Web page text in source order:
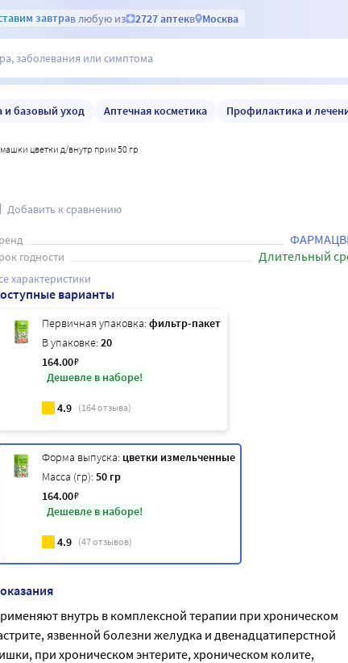
завтрав любую из 2727 аптекв Москва
и базовый уход Аптечная косметика Профилактика и
цветки д/внутр прим 50 гр
Добавить к сравнению
годности Длительный
характеристики
варианты
Первичная упаковка: фильтр-пакет
В упаковке: 20
164.00₽
Дешевле в наборе!
4.9 (164отзыва)
Форма выпуска: цветки измельченные
Масса (гр): 50 гр
164.00₽
Дешевле в наборе!
4.9 (47отзывов)
внутрь в комплексной терапии при хроническом
язвенной болезни желудка и двенадцатиперстной
при хроническом энтерите, хроническом колите,